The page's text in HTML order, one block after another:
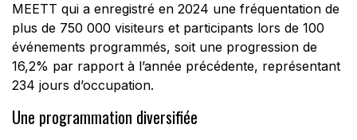
MEETT qui a enregistré en 2024 une fréquentation de
plus de 750 000 visiteurs et participants lors de 100
événements programmés, soit une progression de
16,2% par rapport à l’année précédente, représentant
234 jours d’occupation.
Une programmation diversifiée